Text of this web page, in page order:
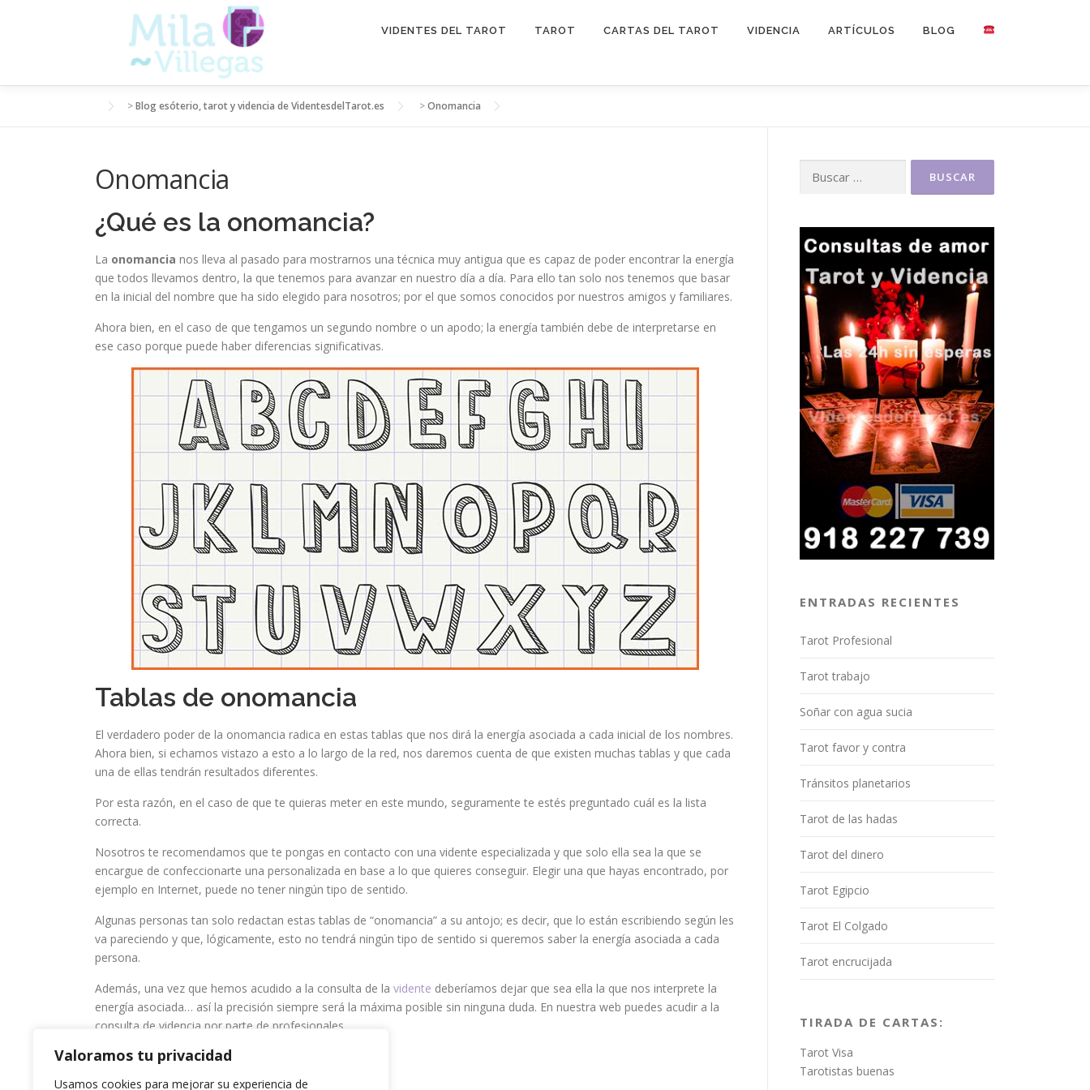
Valoramos tu privacidad
Usamos cookies para mejorar su experiencia de
VIDENTES DEL TAROT TAROT CARTAS DEL TAROT VIDENCIA ARTÍCULOS BLOG
>Blog esóterio, tarot y videncia de VidentesdelTarot.es >Onomancia
Onomancia
¿Qué es la onomancia?
La onomancia nos lleva al pasado para mostrarnos una técnica muy antigua que es capaz de poder encontrar la energía
que todos llevamos dentro, la que tenemos para avanzar en nuestro día a día. Para ello tan solo nos tenemos que basar
en la inicial del nombre que ha sido elegido para nosotros; por el que somos conocidos por nuestros amigos y familiares.
Ahora bien, en el caso de que tengamos un segundo nombre o un apodo; la energía también debe de interpretarse en
ese caso porque puede haber diferencias significativas.
Tablas de onomancia
El verdadero poder de la onomancia radica en estas tablas que nos dirá la energía asociada a cada inicial de los nombres.
Ahora bien, si echamos vistazo a esto a lo largo de la red, nos daremos cuenta de que existen muchas tablas y que cada
una de ellas tendrán resultados diferentes.
Por esta razón, en el caso de que te quieras meter en este mundo, seguramente te estés preguntado cuál es la lista
correcta.
Nosotros te recomendamos que te pongas en contacto con una vidente especializada y que solo ella sea la que se
encargue de confeccionarte una personalizada en base a lo que quieres conseguir. Elegir una que hayas encontrado, por
ejemplo en Internet, puede no tener ningún tipo de sentido.
Algunas personas tan solo redactan estas tablas de “onomancia” a su antojo; es decir, que lo están escribiendo según les
va pareciendo y que, lógicamente, esto no tendrá ningún tipo de sentido si queremos saber la energía asociada a cada
persona.
Además, una vez que hemos acudido a la consulta de la vidente deberíamos dejar que sea ella la que nos interprete la
energía asociada… así la precisión siempre será la máxima posible sin ninguna duda. En nuestra web puedes acudir a la
consulta de videncia por parte de profesionales.
ENTRADAS RECIENTES
Tarot Profesional
Tarot trabajo
Soñar con agua sucia
Tarot favor y contra
Tránsitos planetarios
Tarot de las hadas
Tarot del dinero
Tarot Egipcio
Tarot El Colgado
Tarot encrucijada
TIRADA DE CARTAS:
Tarot Visa
Tarotistas buenas